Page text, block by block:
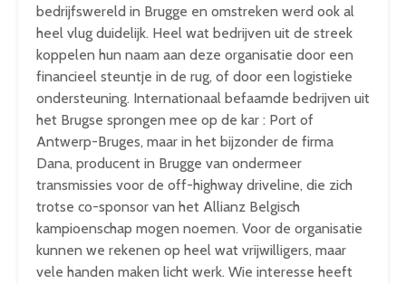
bedrijfswereld in Brugge en omstreken werd ook al
heel vlug duidelijk. Heel wat bedrijven uit de streek
koppelen hun naam aan deze organisatie door een
financieel steuntje in de rug, of door een logistieke
ondersteuning. Internationaal befaamde bedrijven uit
het Brugse sprongen mee op de kar : Port of
Antwerp-Bruges, maar in het bijzonder de firma
Dana, producent in Brugge van ondermeer
transmissies voor de off-highway driveline, die zich
trotse co-sponsor van het Allianz Belgisch
kampioenschap mogen noemen. Voor de organisatie
kunnen we rekenen op heel wat vrijwilligers, maar
vele handen maken licht werk. Wie interesse heeft